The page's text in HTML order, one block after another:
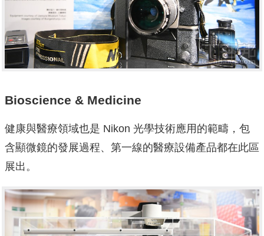
Bioscience & Medicine
健康與醫療領域也是 Nikon 光學技術應用的範疇，包
含顯微鏡的發展過程、第一線的醫療設備產品都在此區
展出。